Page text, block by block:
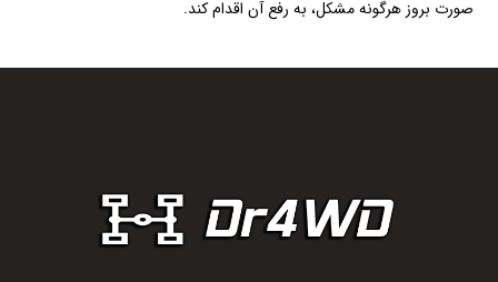
صورت بروز هرگونه مشکل، به رفع آن اقدام کند.